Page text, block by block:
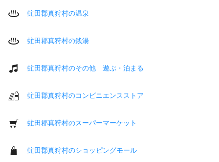
虻田郡真狩村の温泉
虻田郡真狩村の銭湯
虻田郡真狩村のその他 遊ぶ・泊まる
虻田郡真狩村のコンビニエンスストア
虻田郡真狩村のスーパーマーケット
虻田郡真狩村のショッピングモール